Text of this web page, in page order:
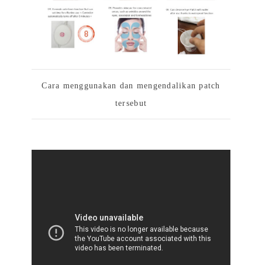
Cara menggunakan dan mengendalikan patch
tersebut